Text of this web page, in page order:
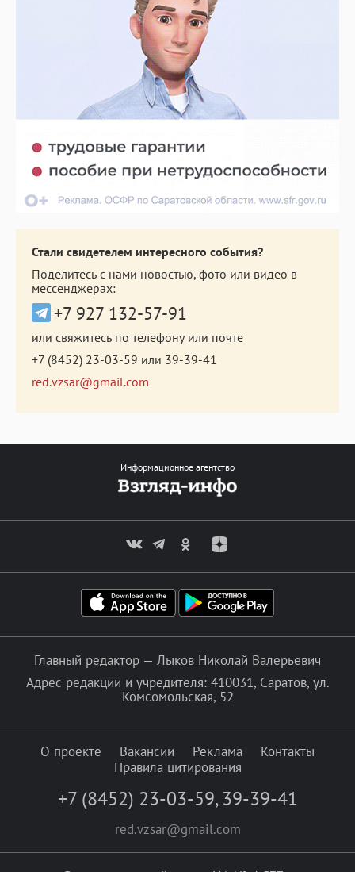
Стали свидетелем интересного события?
Поделитесь с нами новостью, фото или видео в
мессенджерах:
+7 927 132-57-91
или свяжитесь по телефону или почте
+7 (8452) 23-03-59 или 39-39-41
red.vzsar@gmail.com
Информационное агентство
Главный редактор — Лыков Николай Валерьевич
Адрес редакции и учредителя: 410031, Саратов, ул.
Комсомольская, 52
О проекте Вакансии Реклама
Контакты
Правила цитирования
+7 (8452) 23-03-59, 39-39-41
red.vzsar@gmail.com